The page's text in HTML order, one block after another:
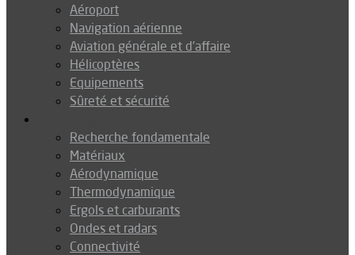
Aéroport
Navigation aérienne
Aviation générale et d’affaire
Hélicoptères
Equipements
Sûreté et sécurité
Recherche fondamentale
Matériaux
Aérodynamique
Thermodynamique
Ergols et carburants
Ondes et radars
Connectivité